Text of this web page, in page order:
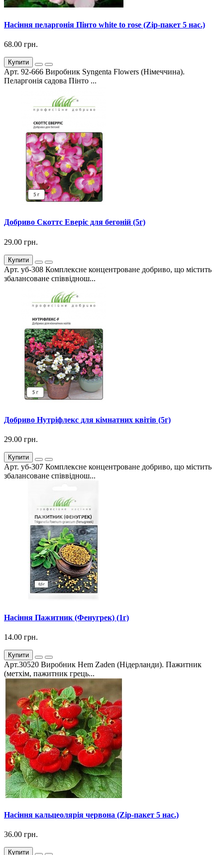
Насіння пеларгонія Пінто white to rose (Zip-пакет 5 нас.)
68.00 грн.
Купити
Арт. 92-666 Виробник Syngenta Flowers (Німеччина).
Пеларгонія садова Пінто ...
Добриво Скоттс Еверіс для бегоній (5г)
29.00 грн.
Купити
Арт. уб-308 Комплексне концентроване добриво, що містить
збалансоване співвіднош...
Добриво Нутріфлекс для кімнатних квітів (5г)
29.00 грн.
Купити
Арт. уб-307 Комплексне концентроване добриво, що містить
збалансоване співвіднош...
Насіння Пажитник (Фенугрек) (1г)
14.00 грн.
Купити
Арт.30520 Виробник Hem Zaden (Нідерланди). Пажитник
(метхім, пажитник грець...
Насіння кальцеолярія червона (Zip-пакет 5 нас.)
36.00 грн.
Купити